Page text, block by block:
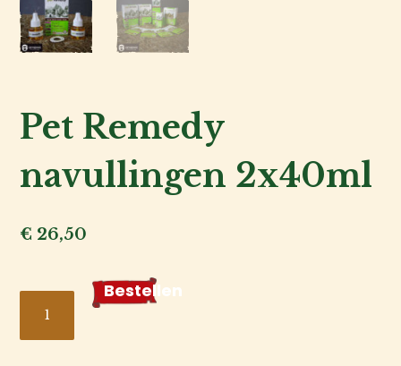
Kat
de
de
baas
Pet Remedy
navullingen 2x40ml
€ 26,50
Pet
Remedy
Bestellen